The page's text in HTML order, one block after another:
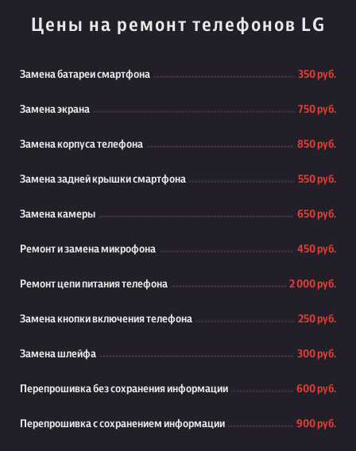
Цены на ремонт телефонов LG
Замена батареи смартфона 350 руб.
Замена экрана 750 руб.
Замена корпуса телефона 850 руб.
Замена задней крышки смартфона 550 руб.
Замена камеры 650 руб.
Ремонт и замена микрофона 450 руб.
Ремонт цепи питания телефона 2 000 руб.
Замена кнопки включения телефона 250 руб.
Замена шлейфа 300 руб.
Перепрошивка без сохранения информации 600 руб.
Перепрошивка с сохранением информации 900 руб.